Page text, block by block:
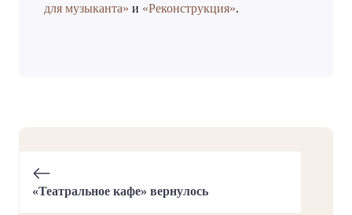
для музыканта» и «Реконструкция».
«Театральное кафе» вернулось